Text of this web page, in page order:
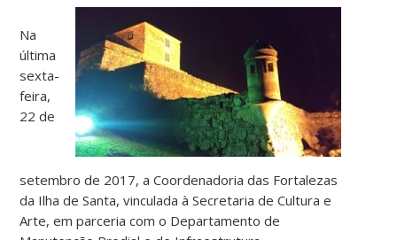
Na
última
sexta-
feira,
22 de
setembro de 2017, a Coordenadoria das Fortalezas
da Ilha de Santa, vinculada à Secretaria de Cultura e
Arte, em parceria com o Departamento de